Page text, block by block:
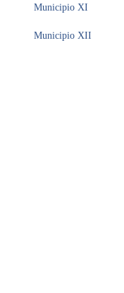
Municipio XI
Municipio XII